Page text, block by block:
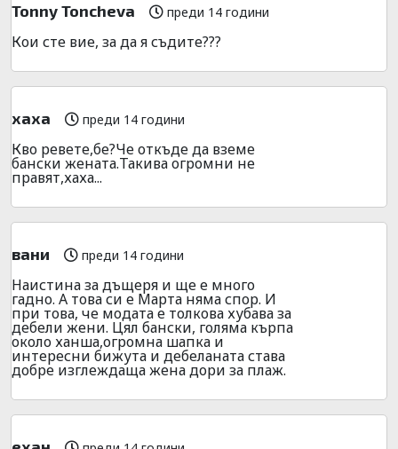
Tonny Toncheva преди 14 години
Кои сте вие, за да я съдите???
хаха преди 14 години
Кво ревете,бе?Че откъде да вземе
бански жената.Такива огромни не
правят,хаха...
вани преди 14 години
Наистина за дъщеря и ще е много
гадно. А това си е Марта няма спор. И
при това, че модата е толкова хубава за
дебели жени. Цял бански, голяма кърпа
около ханша,огромна шапка и
интересни бижута и дебеланата става
добре изглеждаща жена дори за плаж.